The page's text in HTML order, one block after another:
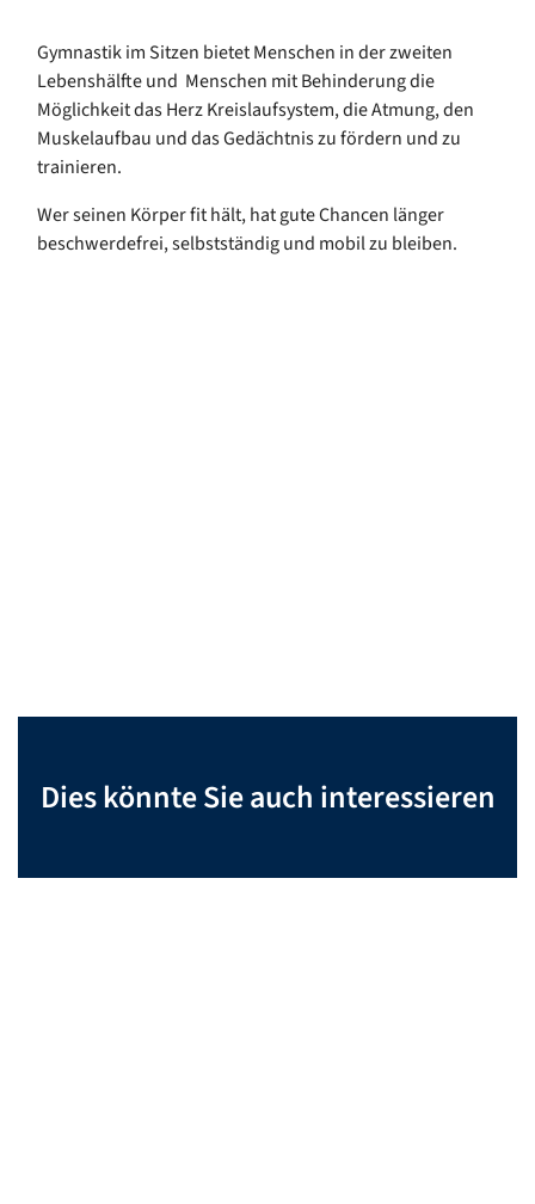
Gymnastik im Sitzen bietet Menschen in der zweiten
Lebenshälfte und Menschen mit Behinderung die
Möglichkeit das Herz Kreislaufsystem, die Atmung, den
Muskelaufbau und das Gedächtnis zu fördern und zu
trainieren.
Wer seinen Körper fit hält, hat gute Chancen länger
beschwerdefrei, selbstständig und mobil zu bleiben.
Dies könnte Sie auch interessieren